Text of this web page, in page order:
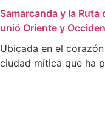
Samarcanda y la Ruta
unió Oriente y
Ubicada en el
ciudad mítica que ha